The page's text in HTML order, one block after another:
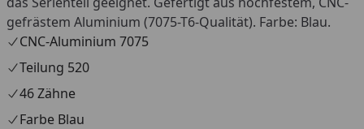
gefrästem Aluminium (7075-T6-Qualität). Farbe: Blau.
CNC-Aluminium 7075
Teilung 520
46 Zähne
Farbe Blau